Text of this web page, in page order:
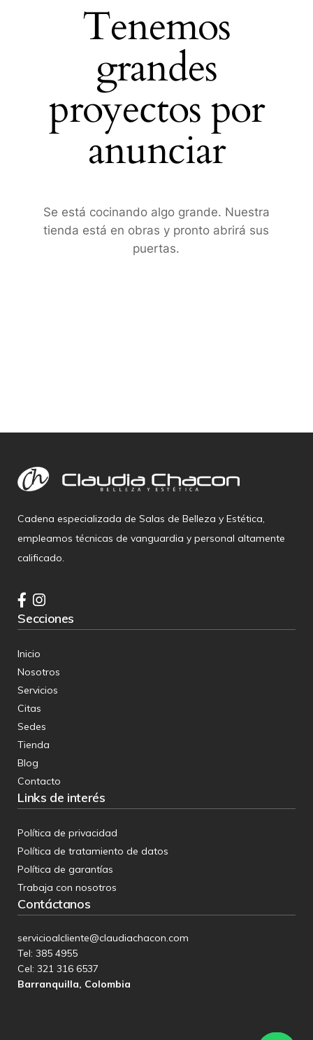
Tenemos
grandes
proyectos por
anunciar
Se está cocinando algo grande. Nuestra
tienda está en obras y pronto abrirá sus
puertas.
Cadena especializada de Salas de Belleza y Estética,
empleamos técnicas de vanguardia y personal altamente
calificado.
Secciones
Inicio
Nosotros
Servicios
Citas
Sedes
Tienda
Blog
Contacto
Links de interés
Política de privacidad
Política de tratamiento de datos
Política de garantías
Trabaja con nosotros
Contáctanos
servicioalcliente@claudiachacon.com
Tel: 385 4955
Cel:321 316 6537
Barranquilla, Colombia